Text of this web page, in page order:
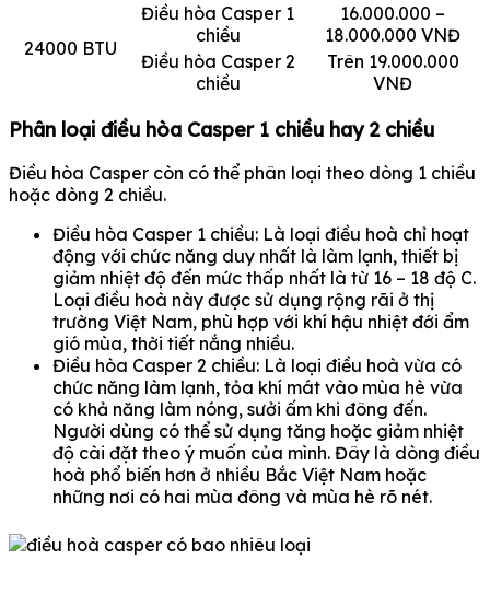
24000 BTU
Điều hòa Casper 1
chiều
16.000.000 –
18.000.000 VNĐ
Điều hòa Casper 2
chiều
Trên 19.000.000
VNĐ
Phân loại điều hòa Casper 1 chiều hay 2 chiều
Điều hòa Casper còn có thể phân loại theo dòng 1 chiều
hoặc dòng 2 chiều.
Điều hòa Casper 1 chiều: Là loại điều hoà chỉ hoạt
động với chức năng duy nhất là làm lạnh, thiết bị
giảm nhiệt độ đến mức thấp nhất là từ 16 – 18 độ C.
Loại điều hoà này được sử dụng rộng rãi ở thị
trường Việt Nam, phù hợp với khí hậu nhiệt đới ẩm
gió mùa, thời tiết nắng nhiều.
Điều hòa Casper 2 chiều: Là loại điều hoà vừa có
chức năng làm lạnh, tỏa khí mát vào mùa hè vừa
có khả năng làm nóng, sưởi ấm khi đông đến.
Người dùng có thể sử dụng tăng hoặc giảm nhiệt
độ cài đặt theo ý muốn của mình. Đây là dòng điều
hoà phổ biến hơn ở nhiều Bắc Việt Nam hoặc
những nơi có hai mùa đông và mùa hè rõ nét.